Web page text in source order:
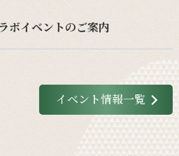
ボイベントのご案内
イベント情報一覧